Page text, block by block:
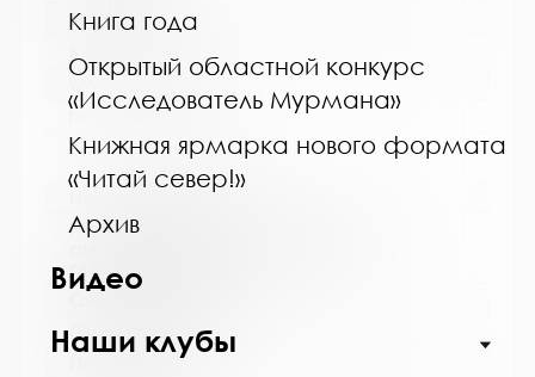
Книга года
Открытый областной конкурс
«Исследователь Мурмана»
Книжная ярмарка нового формата
«Читай север!»
Архив
Видео
Наши клубы
Телефон:
8 (81538) 4-35-92
www:
http://revdabiblios.ru/
Название библиотеки:
Мурманская горственная областная
слабовидящих
ГОБУК МГОСБСС
Почтовый индекс: